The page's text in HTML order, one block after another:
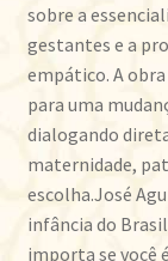
sobre a
gestantes e a
empático. A
para uma
dialogando
maternidade,
escolha.José
infância do
importa se você